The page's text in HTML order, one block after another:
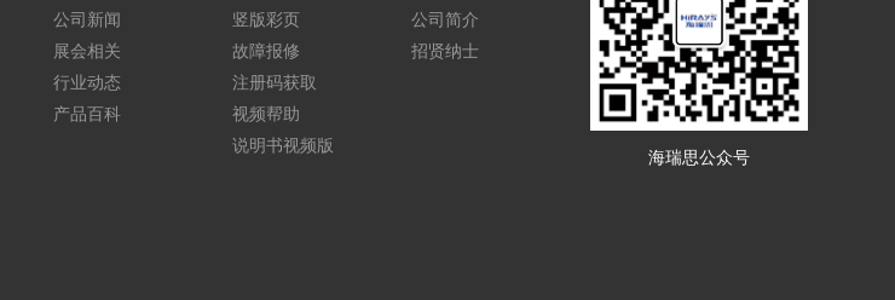
海瑞思公众号
公司新闻
展会相关
行业动态
产品百科
竖版彩页
故障报修
注册码获取
视频帮助
说明书视频版
公司简介
招贤纳士